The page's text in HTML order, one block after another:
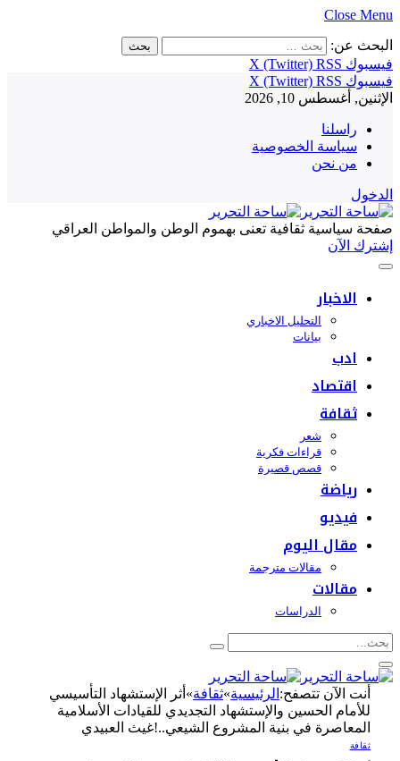
Close Menu
البحث عن:
فيسبوك
X (Twitter) RSS
فيسبوك
X (Twitter) RSS
الإثنين, أغسطس 10, 2026
راسلنا
سياسة الخصوصية
من نحن
الدخول
صفحة سياسية ثقافية تعنى بهموم الوطن والمواطن العراقي
إشترك الآن
الاخبار
التحليل الاخباري
بيانات
ادب
اقتصاد
ثقافة
شعر
قراءات فكرية
قصص قصيرة
رياضة
فيديو
مقال اليوم
مقالات مترجمة
مقالات
الدراسات
أنت الآن تتصفح:الرئيسية»ثقافة»أثر الإستشهاد التأسيسي
للأمام الحسين والإستشهاد التجديدي للقيادات الأسلامية
المعاصرة في بنية المشروع الشيعي..!غيث العبيدي
ثقافة